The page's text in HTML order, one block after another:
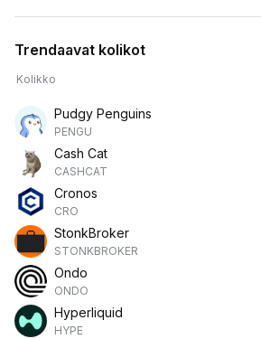
Trendaavat kolikot
Kolikko
Pudgy Penguins
PENGU
Cash Cat
CASHCAT
Cronos
CRO
StonkBroker
STONKBROKER
Ondo
ONDO
Hyperliquid
HYPE